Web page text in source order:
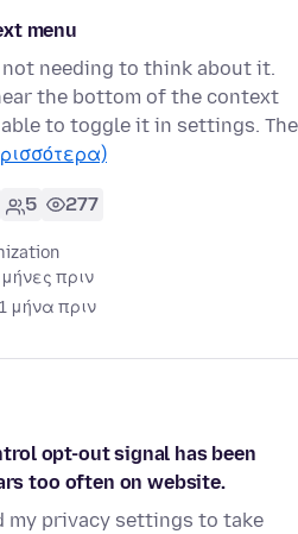
menu
not needing to think about it.
the bottom of the context
to toggle it in settings. The
5 277
πριν
1 μήνα πριν
opt-out signal has been
too often on website.
my privacy settings to take